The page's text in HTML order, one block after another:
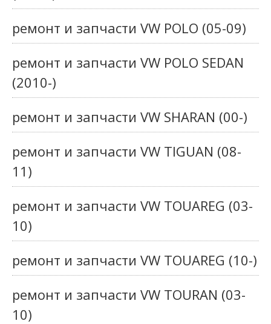
ремонт и запчасти VW POLO (05-09)
ремонт и запчасти VW POLO SEDAN
(2010-)
ремонт и запчасти VW SHARAN (00-)
ремонт и запчасти VW TIGUAN (08-
11)
ремонт и запчасти VW TOUAREG (03-
10)
ремонт и запчасти VW TOUAREG (10-)
ремонт и запчасти VW TOURAN (03-
10)